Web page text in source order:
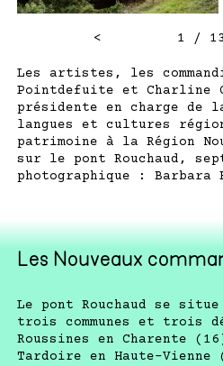
< 1 / 13
Les artistes, les
Pointdefuite et Charline
présidente en charge de
langues et cultures
patrimoine à la Région
sur le pont Rouchaud,
photographique : Barbara
Les Nouveaux
Le pont Rouchaud se
trois communes et trois
Roussines en Charente
Tardoire en Haute-